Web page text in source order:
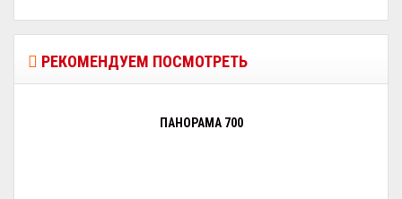
РЕКОМЕНДУЕМ ПОСМОТРЕТЬ
ПАНОРАМА 700